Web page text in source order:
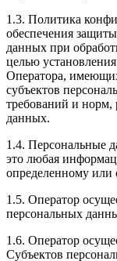
1.3. Политика
обеспечения
данных при
целью
Оператора,
субъектов
требований и норм,
данных.
1.4. Персональные
это любая
определенному или
1.5. Оператор
персональных
1.6. Оператор
Субъектов